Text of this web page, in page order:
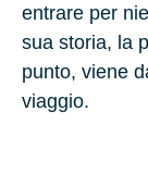
entrare per
sua storia, la
punto, viene
viaggio.